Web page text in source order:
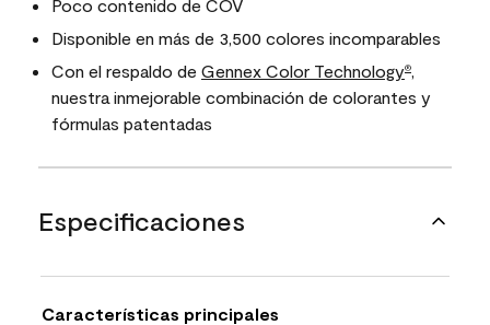
Poco contenido de COV
Disponible en más de 3,500 colores incomparables
Con el respaldo de Gennex Color Technology®,
nuestra inmejorable combinación de colorantes y
fórmulas patentadas
Especificaciones
Características principales